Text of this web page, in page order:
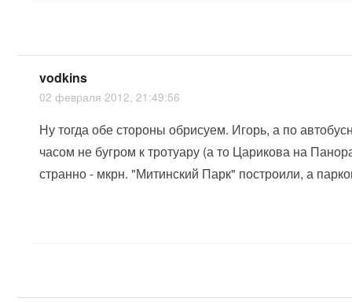
vodkins
02 февраля 2012, 21:49:56
Ну тогда обе стороны обрисуем. Игорь, а по
часом не бугром к тротуару (а то Царикова на
странно - мкрн. "Митинский Парк" построили, а